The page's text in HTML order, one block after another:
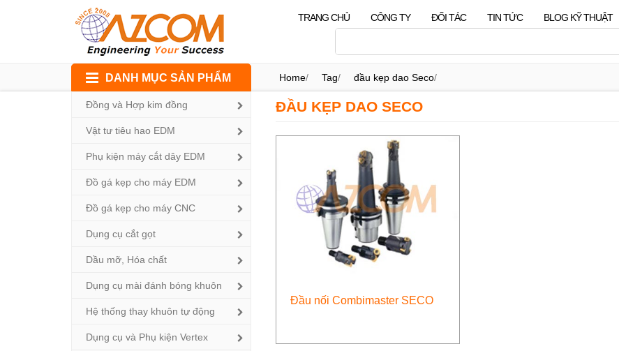
content
TRANG CHỦ CÔNG TY ĐỐI TÁC TIN TỨC BLOG KỸ THUẬT
Home/ Tag/ đầu kẹp dao Seco/
DANH MỤC SẢN PHẨM
Đồng và Hợp kim đồng
Vật tư tiêu hao EDM
Phụ kiện máy cắt dây EDM
Đồ gá kẹp cho máy EDM
Đồ gá kẹp cho máy CNC
Dụng cụ cắt gọt
Dầu mỡ, Hóa chất
Dụng cụ mài đánh bóng khuôn
Hệ thống thay khuôn tự động
Dụng cụ và Phụ kiện Vertex
ĐẦU KẸP DAO SECO
Đầu nối Combimaster SECO